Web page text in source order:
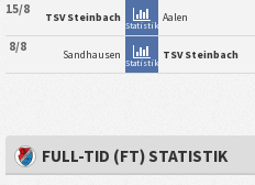
15/8 TSV Steinbach
Statistik
Aalen
8/8 Sandhausen
Statistik
TSV Steinbach
FULL-TID (FT) STATISTIK